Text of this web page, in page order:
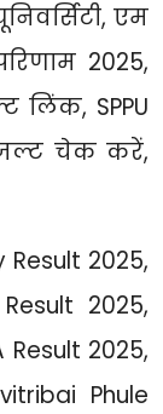
एम
2025,
लिंक, SPPU
चेक करें,
Result 2025,
2025,
Result 2025,
Phule